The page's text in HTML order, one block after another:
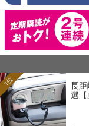
長距
選【
1位